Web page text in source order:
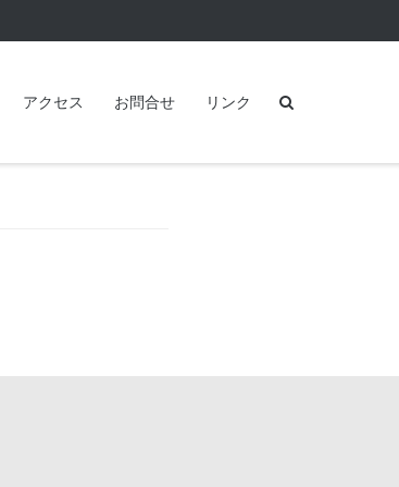
アクセス お問合せ リンク